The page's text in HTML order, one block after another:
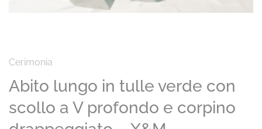
Cerimonia
Abito lungo in tulle verde con
scollo a V profondo e corpino